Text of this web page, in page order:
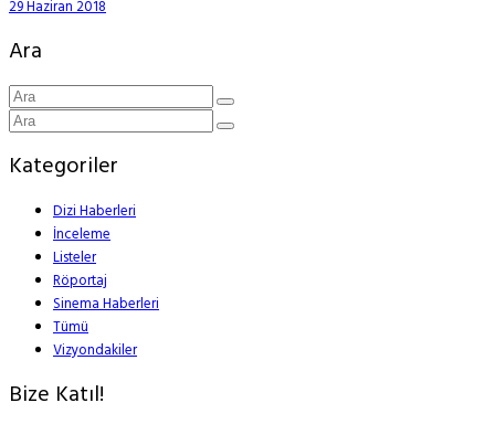
29 Haziran 2018
Ara
Kategoriler
Dizi Haberleri
İnceleme
Listeler
Röportaj
Sinema Haberleri
Tümü
Vizyondakiler
Bize Katıl!